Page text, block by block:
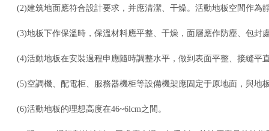
(2)建筑地面應符合設計要求，并應清潔、干燥。活動地板空間作為
(3)地板下作保溫時，保溫材料應平整、干燥，面層應作防塵、包封
(4)活動地板在安裝過程申應隨時調整水平，做到表面平整、接縫平
(5)空調機、配電柜、服務器機柜等設備機架應固定于原地面，與地
(6)活動地板的理想高度在46~6lcm之間。